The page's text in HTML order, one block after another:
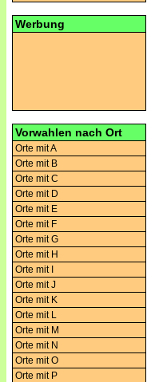
Werbung
Vorwahlen nach Ort
Orte mit A
Orte mit B
Orte mit C
Orte mit D
Orte mit E
Orte mit F
Orte mit G
Orte mit H
Orte mit I
Orte mit J
Orte mit K
Orte mit L
Orte mit M
Orte mit N
Orte mit O
Orte mit P